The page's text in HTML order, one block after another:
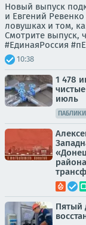
Новый выпуск
и Евгений
ловушках и том,
Смотрите выпуск,
#ЕдинаяРоссия
10:38
1 478
июль
ПАБЛИКИ
Пятый